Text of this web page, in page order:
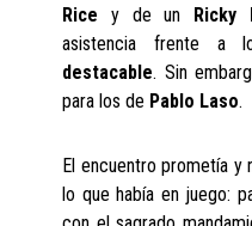
Ricey de un Ricky
asistencia frente a
destacable. Sin
para los de Pablo Laso.
El encuentro prometía
lo que había en juego: